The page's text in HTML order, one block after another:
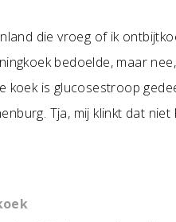
die vroeg of ik
bedoelde, maar
koek is glucosestroop
Tja, mij klinkt dat niet